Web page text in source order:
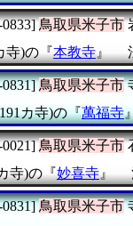
鳥取県米子市
寺)の『本教寺 』
鳥取県米子市
カ寺)の『萬福寺
鳥取県米子市
寺)の『妙喜寺 』
鳥取県米子市